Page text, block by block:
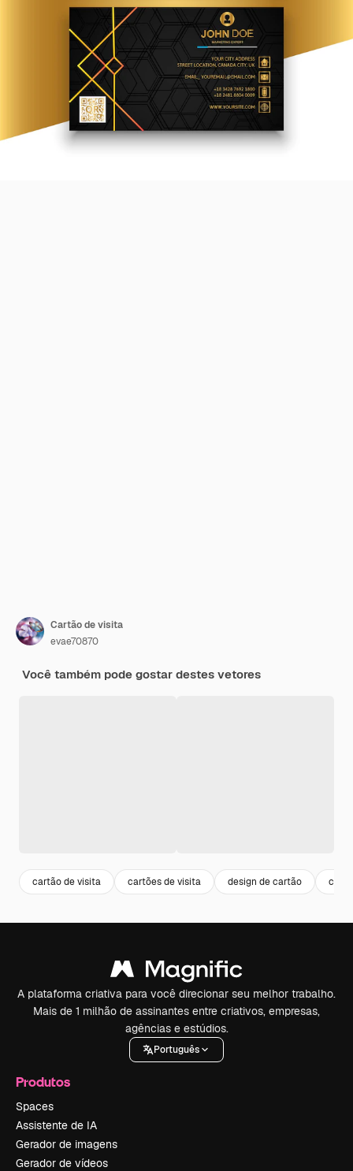
Cartão de visita
evae70870
Você também pode gostar destes vetores
cartão de visita cartões de visita design de cartão
A plataforma criativa para você direcionar seu melhor trabalho.
Mais de 1 milhão de assinantes entre criativos, empresas,
agências e estúdios.
Português
Produtos
Spaces
Assistente de IA
Gerador de imagens
Gerador de vídeos